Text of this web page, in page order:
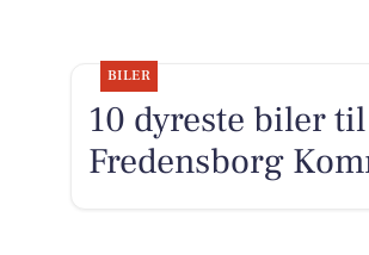
BILER
10 dyreste biler
Fredensborg